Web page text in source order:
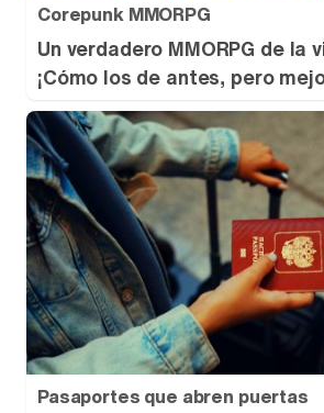
Corepunk MMORPG
Un verdadero MMORPG de la
¡Cómo los de antes, pero
Pasaportes que abren puertas